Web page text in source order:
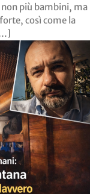
non più bambini, ma
così come la